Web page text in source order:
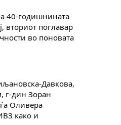
40-годишнината
вториот поглавар
во поновата
Давкова,
г-дин Зоран
Оливера
како и